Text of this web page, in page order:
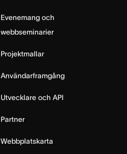
Evenemang och
webbseminarier
Projektmallar
Användarframgång
Utvecklare och API
Partner
Webbplatskarta